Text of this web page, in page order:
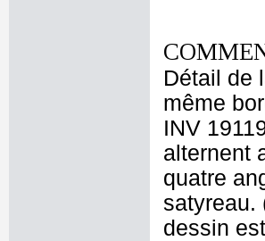
Détail de
même
INV
alternent
quatre
satyreau.
dessin